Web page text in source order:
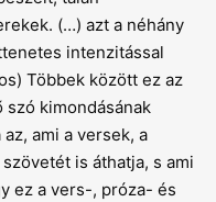
(…) azt a néhány
intenzitással
Többek között ez az
kimondásának
ami a versek, a
is áthatja, s ami
ez a vers-, próza- és